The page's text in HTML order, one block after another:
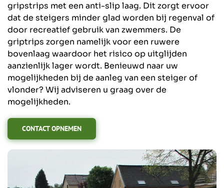
gripstrips met een anti-slip laag. Dit zorgt ervoor
dat de steigers minder glad worden bij regenval of
door recreatief gebruik van zwemmers. De
griptrips zorgen namelijk voor een ruwere
bovenlaag waardoor het risico op uitglijden
aanzienlijk lager wordt. Benieuwd naar uw
mogelijkheden bij de aanleg van een steiger of
vlonder? Wij adviseren u graag over de
mogelijkheden.
CONTACT OPNEMEN